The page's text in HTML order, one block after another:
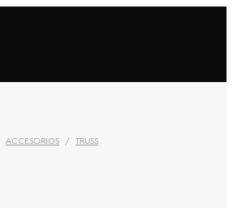
ACCESORIOS / TRUSS